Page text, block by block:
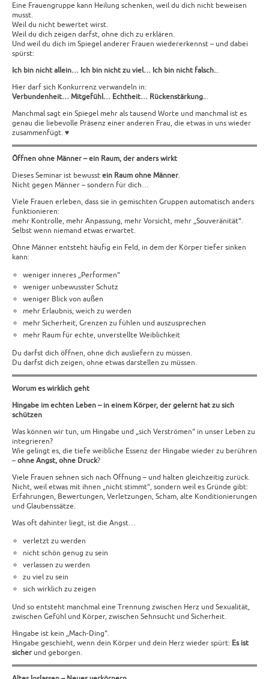
Eine Frauengruppe kann Heilung schenken, weil du dich nicht beweisen
musst.
Weil du nicht bewertet wirst.
Weil du dich zeigen darfst, ohne dich zu erklären.
Und weil du dich im Spiegel anderer Frauen wiedererkennst – und dabei
spürst:
Ich bin nicht allein… Ich bin nicht zu viel… Ich bin nicht falsch...
Hier darf sich Konkurrenz verwandeln in:
Verbundenheit… Mitgefühl… Echtheit… Rückenstärkung...
Manchmal sagt ein Spiegel mehr als tausend Worte und manchmal ist es
genau die liebevolle Präsenz einer anderen Frau, die etwas in uns wieder
zusammenfügt. ♥
Öffnen ohne Männer – ein Raum, der anders wirkt
Dieses Seminar ist bewusstein Raum ohne Männer.
Nicht gegen Männer – sondern für dich…
Viele Frauen erleben, dass sie in gemischten Gruppen automatisch anders
funktionieren:
mehr Kontrolle, mehr Anpassung, mehr Vorsicht, mehr „Souveränität“.
Selbst wenn niemand etwas erwartet.
Ohne Männer entsteht häufig ein Feld, in dem der Körper tiefer sinken
kann:
weniger inneres „Performen“
weniger unbewusster Schutz
weniger Blick von außen
mehr Erlaubnis, weich zu werden
mehr Sicherheit, Grenzen zu fühlen und auszusprechen
mehr Raum für echte, unverstellte Weiblichkeit
Du darfst dich öffnen, ohne dich ausliefern zu müssen.
Du darfst dich zeigen, ohne etwas darstellen zu müssen.
Worum es wirklich geht
Hingabe im echten Leben – in einem Körper, der gelernt hat zu sich
schützen
Was können wir tun, um Hingabe und „sich Verströmen“ in unser Leben zu
integrieren?
Wie gelingt es, die tiefe weibliche Essenz der Hingabe wieder zu berühren
–ohne Angst, ohne Druck?
Viele Frauen sehnen sich nach Öffnung – und halten gleichzeitig zurück.
Nicht, weil etwas mit ihnen „nicht stimmt“, sondern weil es Gründe gibt:
Erfahrungen, Bewertungen, Verletzungen, Scham, alte Konditionierungen
und Glaubenssätze.
Was oft dahinter liegt, ist die Angst…
verletzt zu werden
nicht schön genug zu sein
verlassen zu werden
zu viel zu sein
sich wirklich zu zeigen
Und so entsteht manchmal eine Trennung zwischen Herz und Sexualität,
zwischen Gefühl und Körper, zwischen Sehnsucht und Sicherheit.
Hingabe ist kein „Mach-Ding“.
Hingabe geschieht, wenn dein Körper und dein Herz wieder spürt: Es ist
sicher und geborgen.